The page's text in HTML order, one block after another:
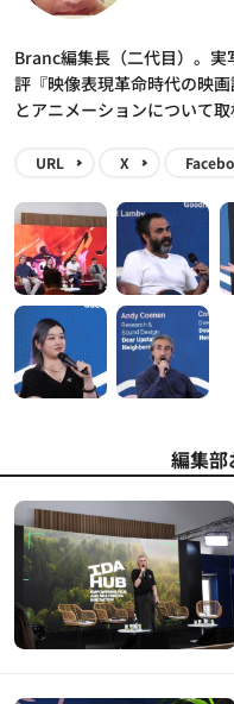
Branc編集長（二代目）。
評『映像表現革命時代の映
とアニメーションについて取
URL X
編集部